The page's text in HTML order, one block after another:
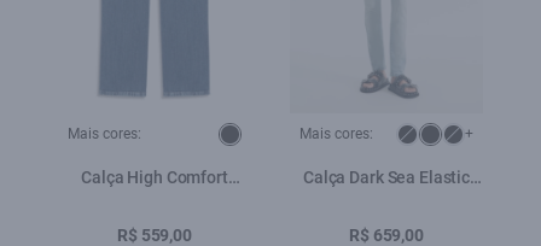
Mais cores:
Calça High Comfort
Lav.Medio Total
R$ 559,00
Mais cores: +
Calça Dark Sea Elastic
Used
R$ 659,00